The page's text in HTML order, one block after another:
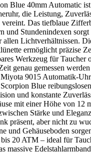
Blue 40mm Automatic ist
die Leistung,
vereint. Das tiefblaue
und Stundenindexen sorgt
allen Lichtverhältnissen.
ermöglicht präzise
Werkzeug für Taucher
genau gemessen werden
9015 Automatik-
Blue
und konstante
mit einer Höhe von 12
Stärke und
präsent, aber nicht zu
und Gehäuseboden
20 ATM – ideal für
massive